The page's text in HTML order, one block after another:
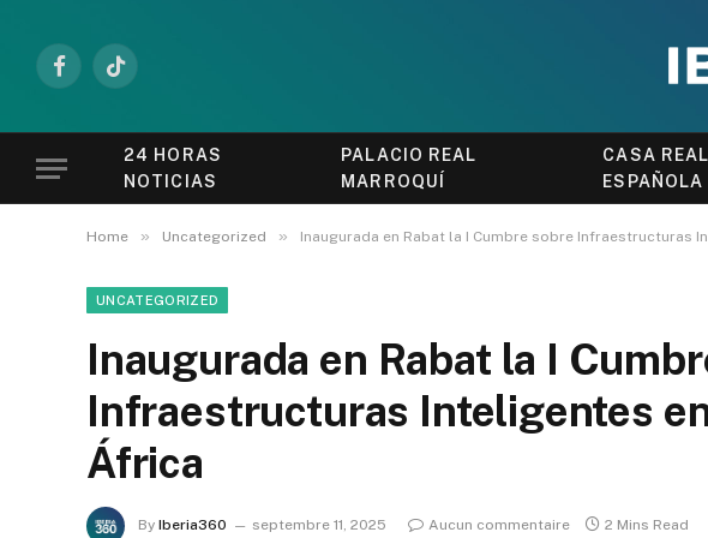
FacebookTikTok
24 HORAS
NOTICIAS
PALACIO REAL
MARROQUÍ
CASA REAL
ESPAÑOLA
Home » Uncategorized » Inaugurada en Rabat la I Cumbre sobre Infraestructuras
UNCATEGORIZED
Inaugurada en Rabat la I
Infraestructuras Inteligentes
África
By Iberia360 septembre 11, 2025 Aucun commentaire 2 Mins Read